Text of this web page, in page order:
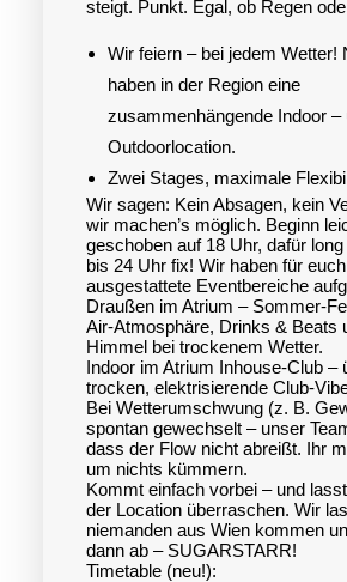
steigt. Punkt. Egal, ob Regen
Wir feiern – bei jedem Wetter!
haben in der Region eine
zusammenhängende Indoor –
Outdoorlocation.
Zwei Stages, maximale
Wir sagen: Kein Absagen, kein
wir machen’s möglich. Beginn
geschoben auf 18 Uhr, dafür
bis 24 Uhr fix! Wir haben für
ausgestattete Eventbereiche
Draußen im Atrium – Sommer-
Air-Atmosphäre, Drinks & Beats
Himmel bei trockenem Wetter.
Indoor im Atrium Inhouse-Club –
trocken, elektrisierende Club-
Bei Wetterumschwung (z. B.
spontan gewechselt – unser
dass der Flow nicht abreißt. Ihr
um nichts kümmern.
Kommt einfach vorbei – und
der Location überraschen. Wir
niemanden aus Wien kommen
dann ab – SUGARSTARR!
Timetable (neu!):